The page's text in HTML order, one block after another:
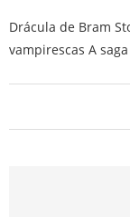
Drácula de Bram
vampirescas A